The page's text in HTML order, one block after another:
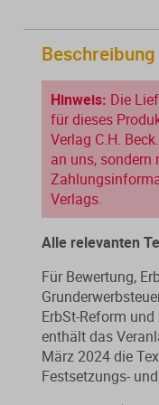
und korrekten
Alle
erfolgreichen
Sie unsere
für
Alle
Beschreibung
Hinweis: Die
für dieses
Verlag C.H.
an uns, sondern
Verlags.
Alle relevanten
Für Bewertung,
ErbSt-Reform
enthält das
März 2024 die
Festsetzungs-